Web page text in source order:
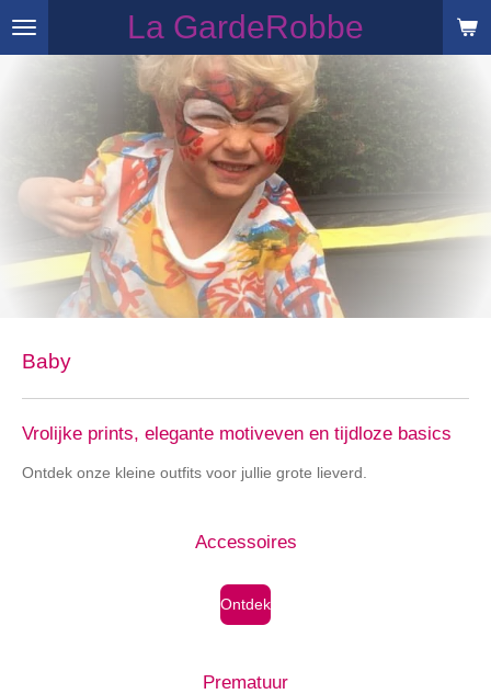
Ga
La GardeRobbe
Baby
Vrolijke prints, elegante motiveven en tijdloze basics
Ontdek onze kleine outfits voor jullie grote lieverd.
Accessoires
Ontdek
Prematuur